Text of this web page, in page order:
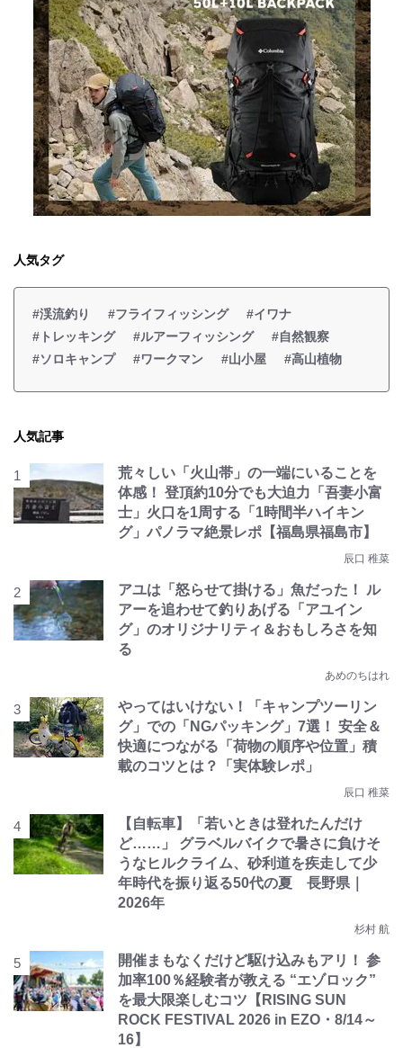
人気タグ
#渓流釣り #フライフィッシング
#イワナ
#トレッキング
#ルアーフィッシング
#自然観察
#ソロキャンプ
#ワークマン #山小屋 #高山植物
人気記事
荒々しい「火山帯」の一端にいることを
体感！ 登頂約10分でも大迫力「吾妻小富
士」火口を1周する「1時間半ハイキン
グ」パノラマ絶景レポ【福島県福島市】
辰口 稚菜
アユは「怒らせて掛ける」魚だった！ ル
アーを追わせて釣りあげる「アユイン
グ」のオリジナリティ＆おもしろさを知
る
あめのちはれ
やってはいけない！「キャンプツーリン
グ」での「NGパッキング」7選！ 安全＆
快適につながる「荷物の順序や位置」積
載のコツとは？「実体験レポ」
辰口 稚菜
【自転車】「若いときは登れたんだけ
ど……」 グラベルバイクで暑さに負けそ
うなヒルクライム、砂利道を疾走して少
年時代を振り返る50代の夏 長野県｜
2026年
杉村 航
開催まもなくだけど駆け込みもアリ！ 参
加率100％経験者が教える “エゾロック”
を最大限楽しむコツ【RISING SUN
ROCK FESTIVAL 2026 in EZO・8/14～
16】